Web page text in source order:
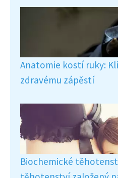
Anatomie kostí ruky:
zdravému zápěstí
Biochemické